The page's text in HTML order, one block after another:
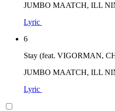
JUMBO MAATCH, ILL
Lyric
6
Stay (feat. VIGORMAN,
JUMBO MAATCH, ILL
Lyric